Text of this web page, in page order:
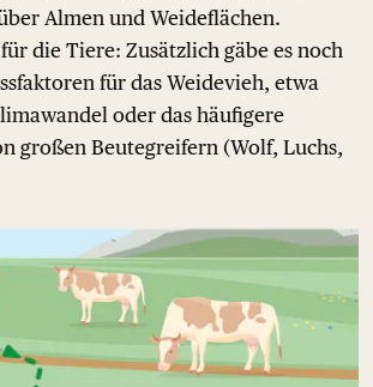
Almen und Weideflächen.
die Tiere: Zusätzlich gäbe es noch
für das Weidevieh, etwa
oder das häufigere
großen Beutegreifern (Wolf, Luchs,